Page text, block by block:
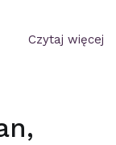
Czytaj więcej